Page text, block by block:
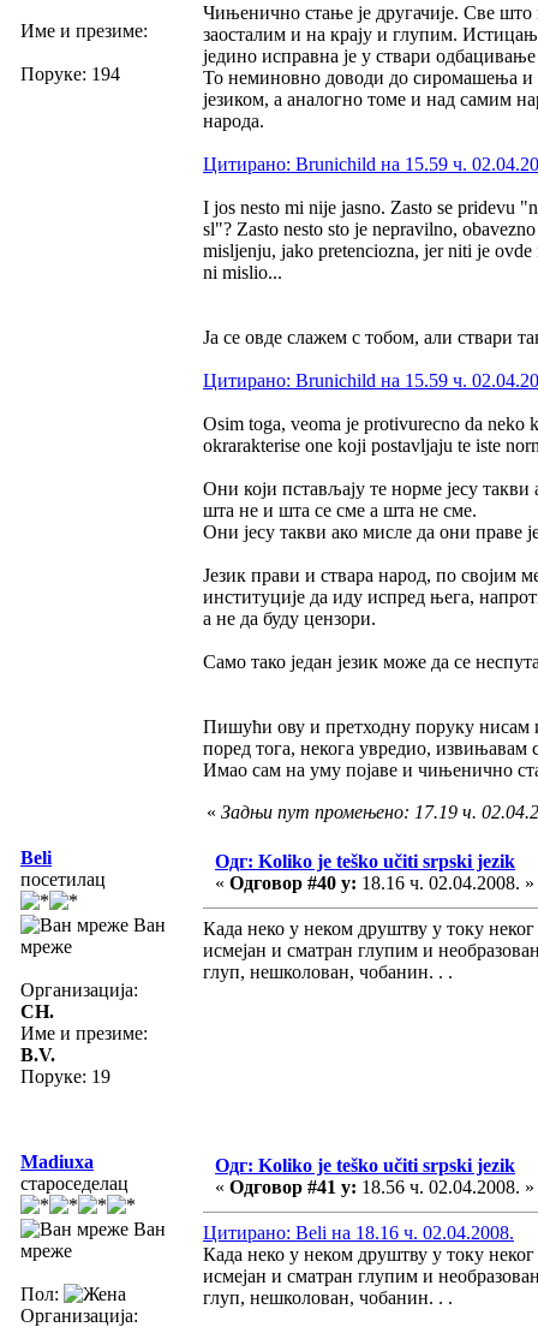
Име и презиме:
Поруке: 194
Чињенично стање је другачије. Све
заосталим и на крају и глупим.
једино исправна је у ствари
То неминовно доводи до сиромашења и
језиком, а аналогно томе и над самим
народа.
Цитирано: Brunichild на 15.59 ч.
I jos nesto mi nije jasno. Zasto se pridevu
sl"? Zasto nesto sto je nepravilno,
misljenju, jako pretenciozna, jer niti je
ni mislio...
Ја се овде слажем с тобом, али ствари
Цитирано: Brunichild на 15.59 ч.
Osim toga, veoma je protivurecno da neko
okrarakterise one koji postavljaju te iste
Они који пстављају те норме јесу
шта не и шта се сме а шта не сме.
Они јесу такви ако мисле да они праве
Језик прави и ствара народ, по својим
институције да иду испред њега,
а не да буду цензори.
Само тако један језик може да се
Пишући ову и претходну поруку нисам
поред тога, некога увредио, извињавам
Имао сам на уму појаве и чињенично
« Задњи пут промењено: 17.19 ч.
Beli
посетилац
Ван
мреже
Организација:
CH.
Име и презиме:
B.V.
Поруке: 19
Одг: Koliko je teško učiti srpski jezik
« Одговор #40 у: 18.16 ч. 02.04.2008. »
Када неко у неком друштву у току
исмејан и сматран глупим и
глуп, нешколован, чобанин. . .
Madiuxa
староседелац
Ван
мреже
Пол:
Организација:
Одг: Koliko je teško učiti srpski jezik
« Одговор #41 у: 18.56 ч. 02.04.2008. »
Цитирано: Beli на 18.16 ч. 02.04.2008.
Када неко у неком друштву у току
исмејан и сматран глупим и
глуп, нешколован, чобанин. . .